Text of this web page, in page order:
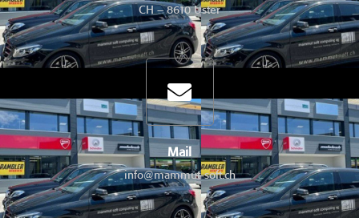
CH – 8610 Uster
Mail
info@mammut-soft.ch